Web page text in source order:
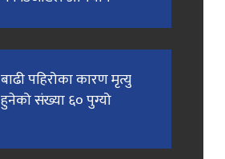
बाढी पहिरोका कारण मृत्यु
हुनेको संख्या ६० पुग्यो